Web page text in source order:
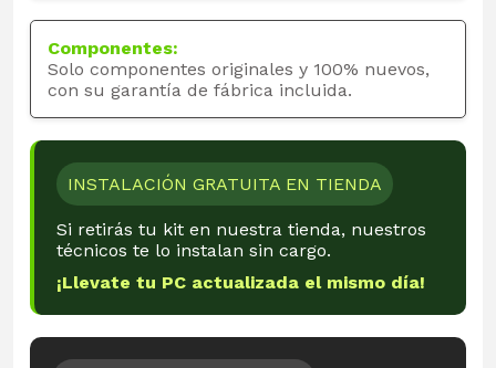
Componentes:
Solo componentes originales y 100% nuevos,
con su garantía de fábrica incluida.
INSTALACIÓN GRATUITA EN TIENDA
Si retirás tu kit en nuestra tienda, nuestros
técnicos te lo instalan sin cargo.
¡Llevate tu PC actualizada el mismo día!